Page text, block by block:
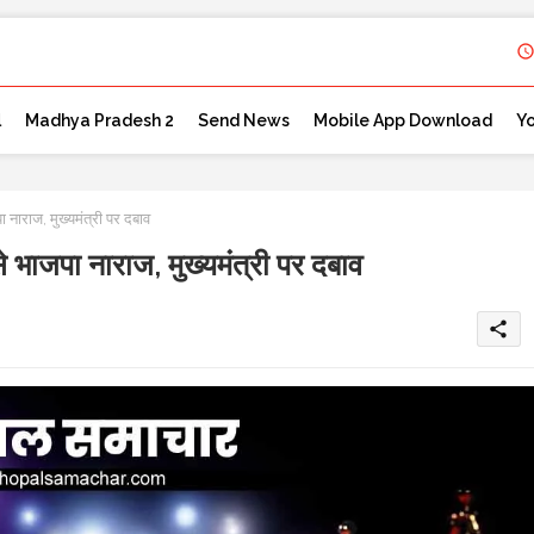
Madhya Pradesh 2 Send News Mobile App Download
मुख्यमंत्री पर दबाव
नाराज, मुख्यमंत्री पर दबाव
share